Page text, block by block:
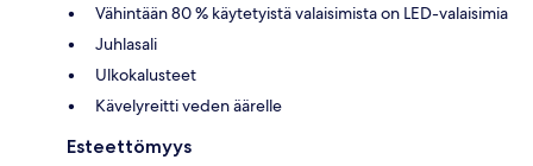
Vähintään 80 % käytetyistä valaisimista on LED-valaisimia
Juhlasali
Ulkokalusteet
Kävelyreitti veden äärelle
Esteettömyys